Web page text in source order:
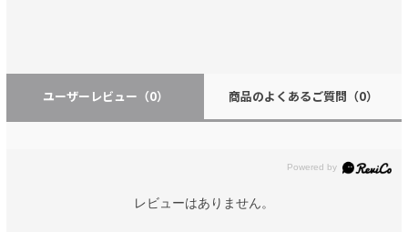
ユーザーレビュー （0） 商品のよくあるご質問 （0）
レビューはありません。